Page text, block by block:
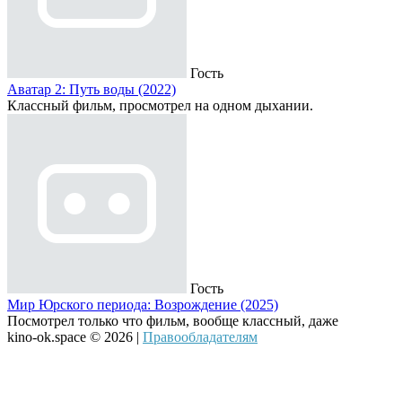
Гость
Аватар 2: Путь воды (2022)
Классный фильм, просмотрел на одном дыхании.
Гость
Мир Юрского периода: Возрождение (2025)
Посмотрел только что фильм, вообще классный, даже
kino-ok.space © 2026 | Правообладателям